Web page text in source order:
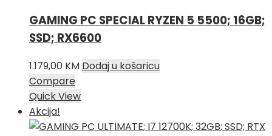
GAMING PC SPECIAL RYZEN 5 5500; 16GB;
SSD; RX6600
1.179,00 KM Dodaj u košaricu
Compare
Quick View
Akcija!